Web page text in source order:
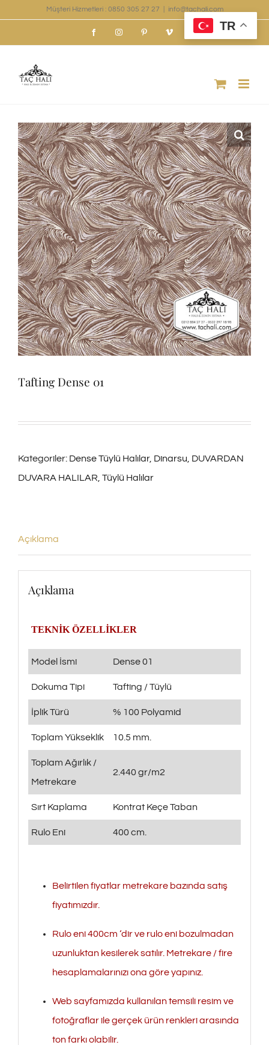
content
Müşteri Hizmetleri : 0850 305 27 27 info@tachali.com
FacebookInstagram PinterestVimeo
Tafting Dense 01
Kategoriler: Dense Tüylü Halılar, Dinarsu, DUVARDAN
DUVARA HALILAR, Tüylü Halılar
Açıklama
Açıklama
TEKNİK ÖZELLİKLER
Model İsmi Dense 01
Dokuma Tipi Tafting / Tüylü
İplik Türü % 100 Polyamid
Toplam Yükseklik 10.5 mm.
Toplam Ağırlık /
Metrekare
2.440 gr/m2
Sırt Kaplama Kontrat Keçe Taban
Rulo Eni 400 cm.
Belirtilen fiyatlar metrekare bazında satış
fiyatımızdır.
Rulo eni 400cm ‘dir ve rulo eni bozulmadan
uzunluktan kesilerek satılır. Metrekare / fire
hesaplamalarınızı ona göre yapınız.
Web sayfamızda kullanılan temsili resim ve
fotoğraflar ile gerçek ürün renkleri arasında
ton farkı olabilir.
TR